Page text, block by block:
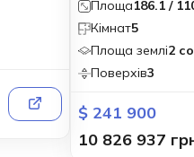
Площа186.1 /
Кімнат5
Площа землі2
Поверхів3
$ 241 900
10 826 937